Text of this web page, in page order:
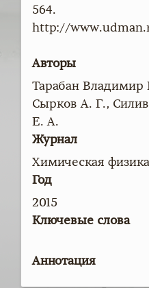
564.
http://
Авторы
Тарабан Владимир
Сырков А. Г.,
Е. А.
Журнал
Химическая
Год
2015
Ключевые слова
Аннотация